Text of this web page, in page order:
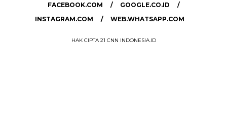
FACEBOOK.COM
GOOGLE.CO.ID
INSTAGRAM.COM
WEB.WHATSAPP.COM
HAK CIPTA 21 CNN INDONESIA.ID